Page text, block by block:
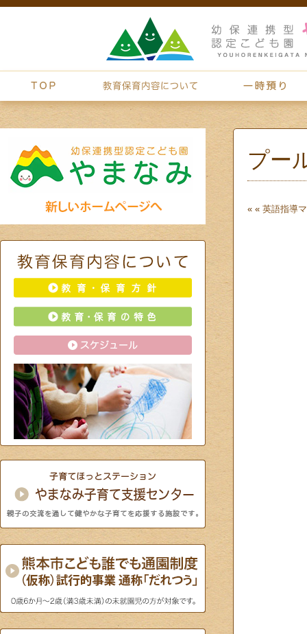
プー
« « 英語指導